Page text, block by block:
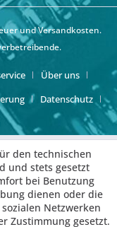
undVersandkosten.
Über uns
Datenschutz
den technischen
und stets gesetzt
bei Benutzung
dienen oder die
Netzwerken
Zustimmung gesetzt.